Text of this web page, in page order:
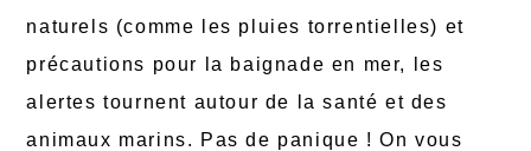
naturels (comme les pluies torrentielles) et
précautions pour la baignade en mer, les
alertes tournent autour de la santé et des
animaux marins. Pas de panique ! On vous